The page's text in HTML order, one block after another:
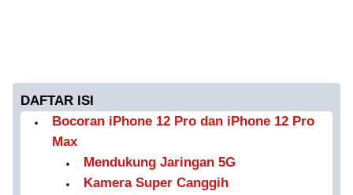
DAFTAR ISI
Bocoran iPhone 12 Pro dan iPhone 12 Pro
Max
Mendukung Jaringan 5G
Kamera Super Canggih